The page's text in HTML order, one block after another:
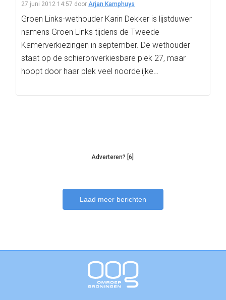
27 juni 2012 14:57 door Arjan Kamphuys
Groen Links-wethouder Karin Dekker is lijstduwer
namens Groen Links tijdens de Tweede
Kamerverkiezingen in september. De wethouder
staat op de schieronverkiesbare plek 27, maar
hoopt door haar plek veel noordelijke…
Adverteren? [6]
Laad meer berichten